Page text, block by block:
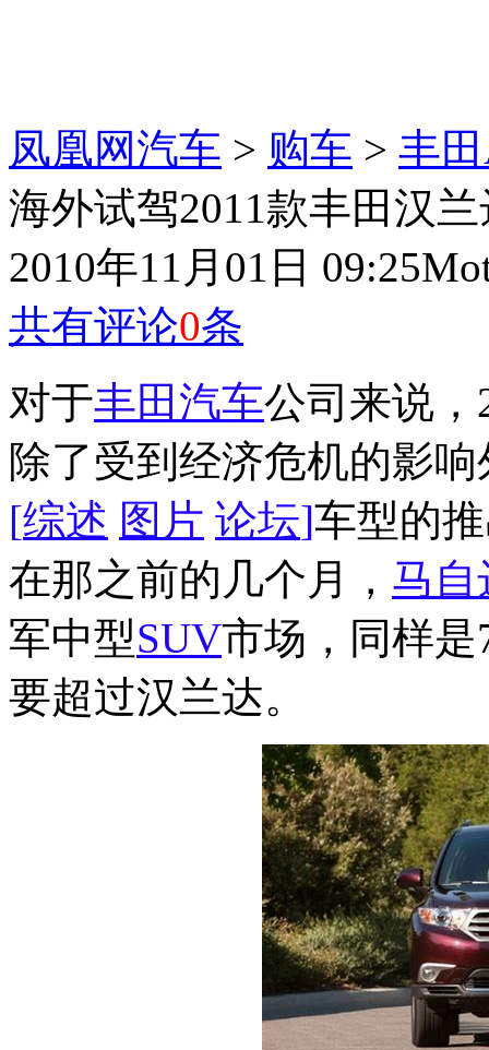
凤凰网汽车 > 购车 > 丰
海外试驾2011款丰田汉
2010年11月01日 09:25
共有评论0条
对于丰田 汽车公司来说，
除了受到经济危机的影
[综述 图片 论坛]车型的
在那之前的几个月， 马自
军中型SUV市场，同样
要超过汉兰达。